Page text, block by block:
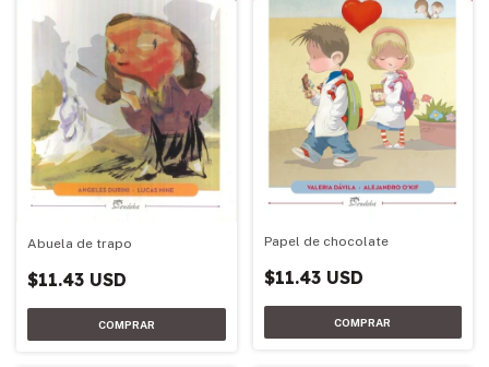
Abuela de trapo
$11.43 USD
Papel de chocolate
$11.43 USD